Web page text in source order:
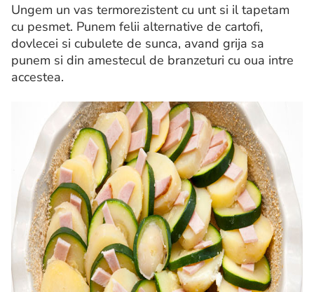
Ungem un vas termorezistent cu unt si il tapetam
cu pesmet. Punem felii alternative de cartofi,
dovlecei si cubulete de sunca, avand grija sa
punem si din amestecul de branzeturi cu oua intre
accestea.